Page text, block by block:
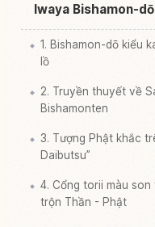
Iwaya Bishamon-dō
1. Bishamon-dō kiểu
lồ
2. Truyền thuyết về
Bishamonten
3. Tượng Phật khắc
Daibutsu”
4. Cổng torii màu
trộn Thần - Phật